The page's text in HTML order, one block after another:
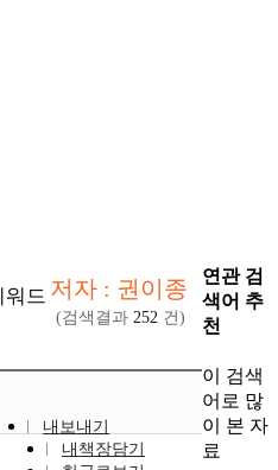
워드 저자 : 권이종
(검색결과 252 건)
내보내기
내책장담기
연관 검
색어 추
천
이 검색
어로 많
이 본 자
료